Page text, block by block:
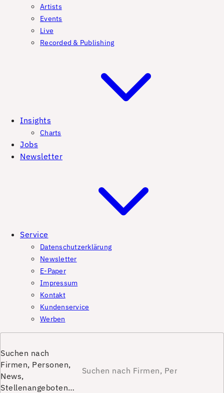
Artists
Events
Live
Recorded & Publishing
Insights
Charts
Jobs
Newsletter
Service
Datenschutzerklärung
Newsletter
E-Paper
Impressum
Kontakt
Kundenservice
Werben
Suchen nach
Firmen, Personen,
News,
Stellenangeboten…